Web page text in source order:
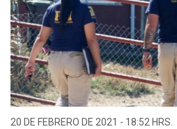
20 DE FEBRERO DE 2021 - 18:52 HRS.